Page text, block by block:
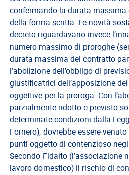
TIROCINANTI
Tirocinanti
Banca
Tirocinanti
Modulistica
Normativa
COMMISSIONE
DI
CERTIFICAZIONE
EVENTI
confermando la durata massima
della forma scritta. Le novità
decreto riguardavano invece
numero massimo di proroghe
durata massima del contratto
l’abolizione dell’obbligo di
giustificatrici dell’apposizione
oggettive per la proroga. Con
parzialmente ridotto e previsto
determinate condizioni dalla
Fornero), dovrebbe essere
punti oggetto di contenzioso
Secondo Fidalto (l’associazione
lavoro domestico) il rischio di